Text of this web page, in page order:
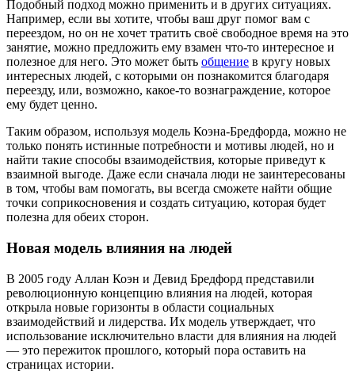
Подобный подход можно применить и в других ситуациях.
Например, если вы хотите, чтобы ваш друг помог вам с
переездом, но он не хочет тратить своё свободное время на это
занятие, можно предложить ему взамен что-то интересное и
полезное для него. Это может быть общение в кругу новых
интересных людей, с которыми он познакомится благодаря
переезду, или, возможно, какое-то вознаграждение, которое
ему будет ценно.
Таким образом, используя модель Коэна-Бредфорда, можно не
только понять истинные потребности и мотивы людей, но и
найти такие способы взаимодействия, которые приведут к
взаимной выгоде. Даже если сначала люди не заинтересованы
в том, чтобы вам помогать, вы всегда сможете найти общие
точки соприкосновения и создать ситуацию, которая будет
полезна для обеих сторон.
Новая модель влияния на людей
В 2005 году Аллан Коэн и Девид Бредфорд представили
революционную концепцию влияния на людей, которая
открыла новые горизонты в области социальных
взаимодействий и лидерства. Их модель утверждает, что
использование исключительно власти для влияния на людей
— это пережиток прошлого, который пора оставить на
страницах истории.